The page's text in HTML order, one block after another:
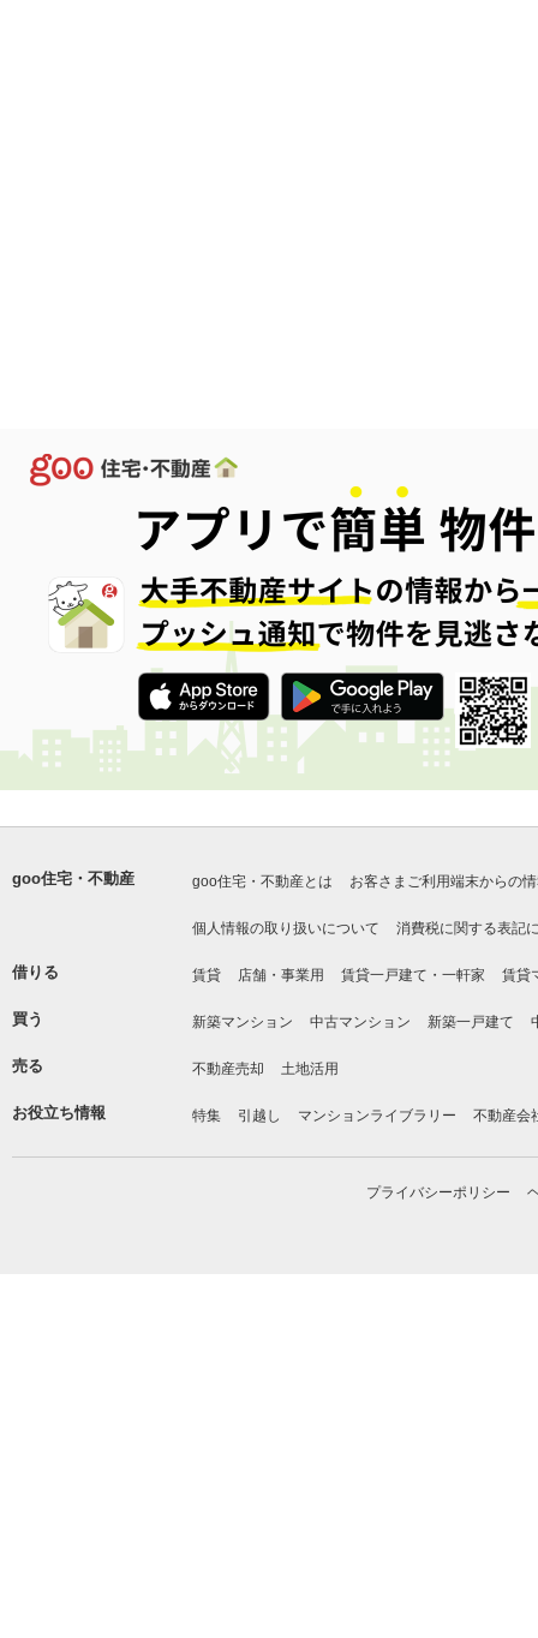
goo住宅・不動産 goo住宅・不動産とは お客さまご利用端末からの
個人情報の取り扱いについて 消費税に関する表記
借りる 賃貸 店舗・事業用 賃貸一戸建て・一軒家 賃貸
買う 新築マンション 中古マンション 新築一戸建て
売る 不動産売却 土地活用
お役立ち情報 特集 引越し マンションライブラリー 不動産会
プライバシーポリシー